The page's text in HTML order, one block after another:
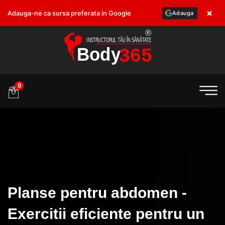
0
Planse pentru abdomen -
Exercitii eficiente pentru un
Adauga-ne ca sursa preferata in Google Adauga ×